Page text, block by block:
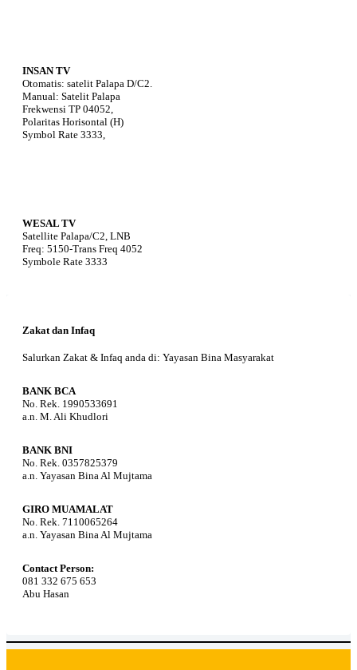
INSAN TV
Otomatis: satelit Palapa D/C2.
Manual: Satelit Palapa
Frekwensi TP 04052,
Polaritas Horisontal (H)
Symbol Rate 3333,
WESAL TV
Satellite Palapa/C2, LNB
Freq: 5150-Trans Freq 4052
Symbole Rate 3333
Zakat dan Infaq
Salurkan Zakat & Infaq anda di: Yayasan Bina Masyarakat
BANK BCA
No. Rek. 1990533691
a.n. M. Ali Khudlori
BANK BNI
No. Rek. 0357825379
a.n. Yayasan Bina Al Mujtama
GIRO MUAMALAT
No. Rek. 7110065264
a.n. Yayasan Bina Al Mujtama
Contact Person:
081 332 675 653
Abu Hasan